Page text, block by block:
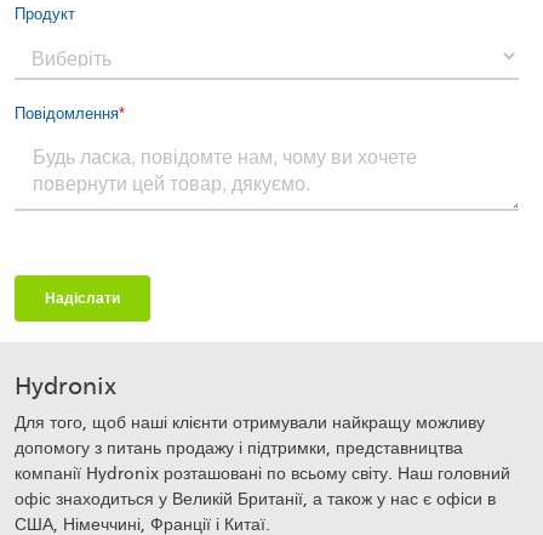
Hydronix
Для того, щоб наші клієнти отримували найкращу можливу
допомогу з питань продажу і підтримки, представництва
компанії Hydronix розташовані по всьому світу. Наш головний
офіс знаходиться у Великій Британії, а також у нас є офіси в
США, Німеччині, Франції і Китаї.